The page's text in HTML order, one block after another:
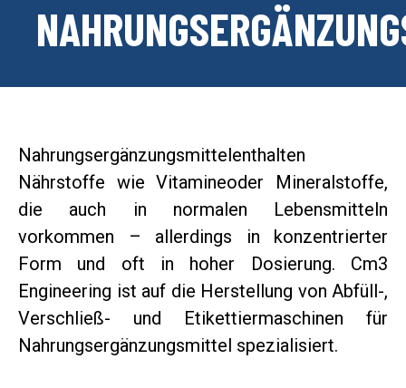
Nahrungsergänzungsmittelenthalten
Nährstoffe wie Vitamineoder Mineralstoffe,
die auch in normalen Lebensmitteln
vorkommen – allerdings in konzentrierter
Form und oft in hoher Dosierung. Cm3
Engineering ist auf die Herstellung von Abfüll-,
Verschließ- und Etikettiermaschinen für
Nahrungsergänzungsmittel spezialisiert.